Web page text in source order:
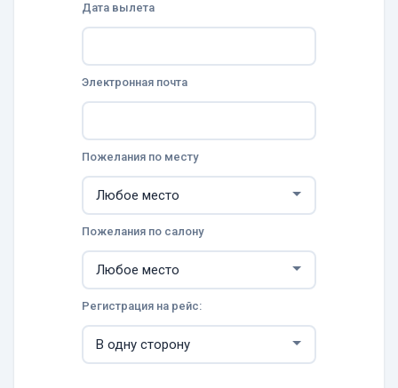
Дата вылета
Электронная почта
Пожелания по месту
Пожелания по салону
Регистрация на рейс: